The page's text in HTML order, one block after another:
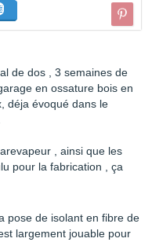
de dos , 3 semaines de
en ossature bois en
déja évoqué dans le
, ainsi que les
pour la fabrication , ça
pose de isolant en fibre de
largement jouable pour